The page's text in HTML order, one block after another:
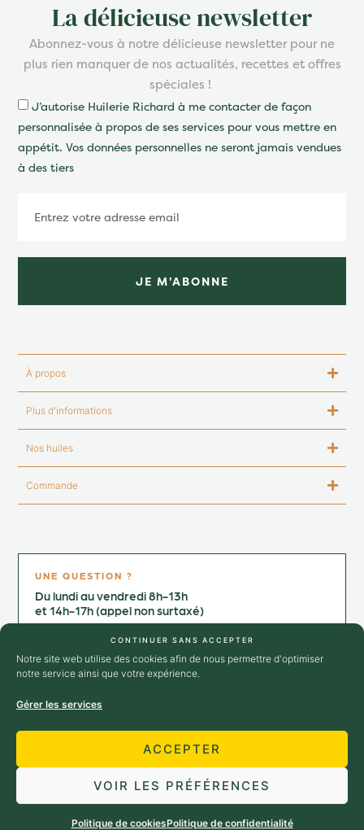
Notre site web utilise des cookies afin de nous permettre d'optimiser
notre service ainsi que votre expérience.
Gérer les services
ACCEPTER
CONTINUER SANS ACCEPTER
VOIR LES PRÉFÉRENCES
Politique de cookiesPolitique de confidentialité
La délicieuse newsletter
Abonnez-vous à notre délicieuse newsletter pour ne
plus rien manquer de nos actualités, recettes et offres
spéciales !
J’autorise Huilerie Richard à me contacter de façon
personnalisée à propos de ses services pour vous mettre en
appétit. Vos données personnelles ne seront jamais vendues
à des tiers
JE M'ABONNE
À propos
Plus d'informations
Nos huiles
Commande
UNE QUESTION ?
Du lundi au vendredi 8h-13h
et 14h-17h (appel non surtaxé)
+33 4 75 25 02 64
→ Nous contacter
réservés
Marque Digitale